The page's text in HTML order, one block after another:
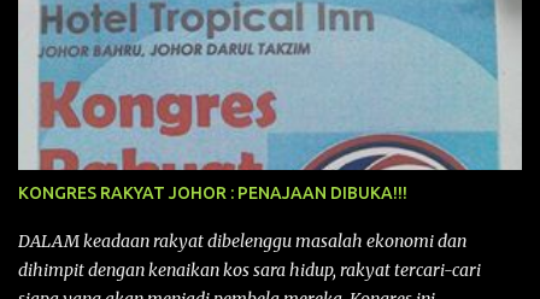
KONGRES RAKYAT JOHOR : PENAJAAN DIBUKA!!!
DALAM keadaan rakyat dibelenggu masalah ekonomi dan
dihimpit dengan kenaikan kos sara hidup, rakyat tercari-cari